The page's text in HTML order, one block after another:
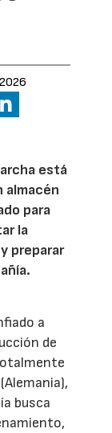
está
almacén
para
la
preparar
a
de
busca